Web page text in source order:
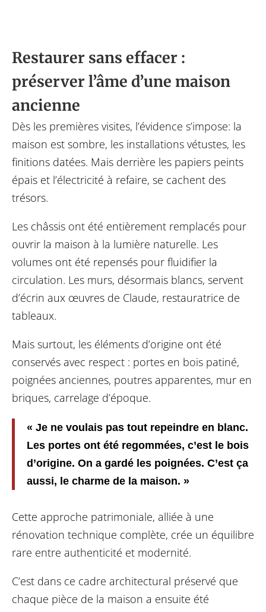
Restaurer sans effacer :
préserver l’âme d’une maison
ancienne
Dès les premières visites, l’évidence s’impose: la
maison est sombre, les installations vétustes, les
finitions datées. Mais derrière les papiers peints
épais et l’électricité à refaire, se cachent des
trésors.
Les châssis ont été entièrement remplacés pour
ouvrir la maison à la lumière naturelle. Les
volumes ont été repensés pour fluidifier la
circulation. Les murs, désormais blancs, servent
d’écrin aux œuvres de Claude, restauratrice de
tableaux.
Mais surtout, les éléments d’origine ont été
conservés avec respect : portes en bois patiné,
poignées anciennes, poutres apparentes, mur en
briques, carrelage d’époque.
« Je ne voulais pas tout repeindre en blanc.
Les portes ont été regommées, c’est le bois
d’origine. On a gardé les poignées. C’est ça
aussi, le charme de la maison. »
Cette approche patrimoniale, alliée à une
rénovation technique complète, crée un équilibre
rare entre authenticité et modernité.
C’est dans ce cadre architectural préservé que
chaque pièce de la maison a ensuite été